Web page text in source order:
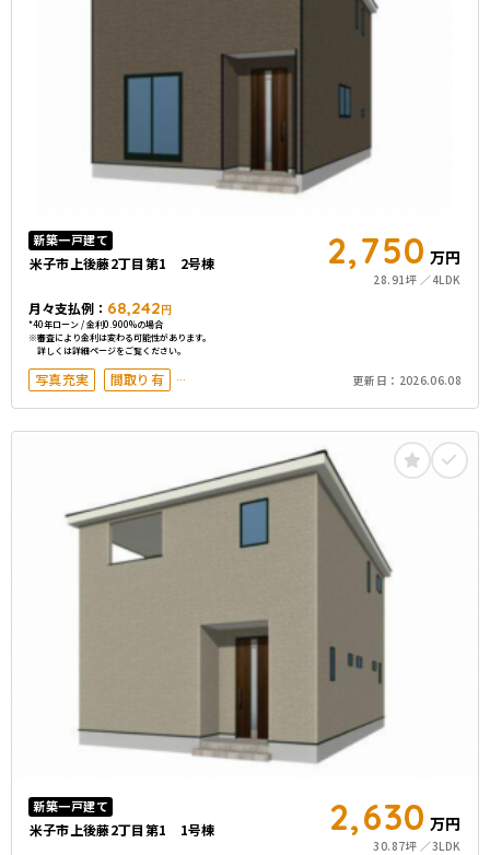
新築一戸建て
米子市上後藤2丁目第1 2号棟 2,750 万円
28.91坪 4LDK
月々支払例： 68,242円
*40年ローン / 金利0.900%の場合
※審査により金利は変わる可能性があります。
詳しくは詳細ページをご覧ください。
写真充実
間取り有
更新日： 2026.06.08
新築一戸建て
米子市上後藤2丁目第1 1号棟 2,630 万円
30.87坪 3LDK